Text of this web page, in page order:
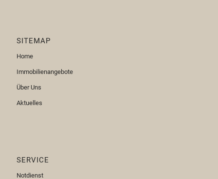
SITEMAP
Home
Immobilienangebote
Über Uns
Aktuelles
SERVICE
Notdienst